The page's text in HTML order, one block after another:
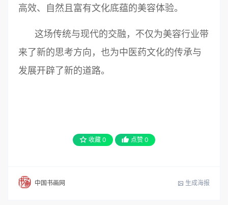
高效、自然且富有文化底蕴的美容体验。
这场传统与现代的交融，不仅为美容行业带
来了新的思考方向，也为中医药文化的传承与
发展开辟了新的道路。
收藏 0 点赞 0
中国书画网 生成海报